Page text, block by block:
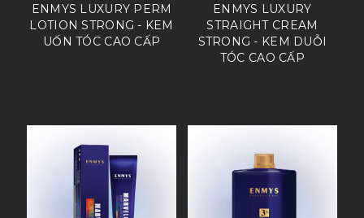
ENMYS LUXURY PERM
LOTION STRONG - KEM
UỐN TÓC CAO CẤP
ENMYS LUXURY
STRAIGHT CREAM
STRONG - KEM DUỖI
TÓC CAO CẤP